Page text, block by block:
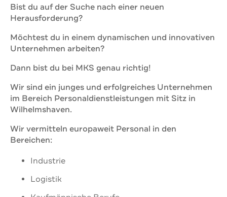
Bist du auf der Suche nach einer neuen
Herausforderung?
Möchtest du in einem dynamischen und innovativen
Unternehmen arbeiten?
Dann bist du bei MKS genau richtig!
Wir sind ein junges und erfolgreiches Unternehmen
im Bereich Personaldienstleistungen mit Sitz in
Wilhelmshaven.
Wir vermitteln europaweit Personal in den
Bereichen:
Industrie
Logistik